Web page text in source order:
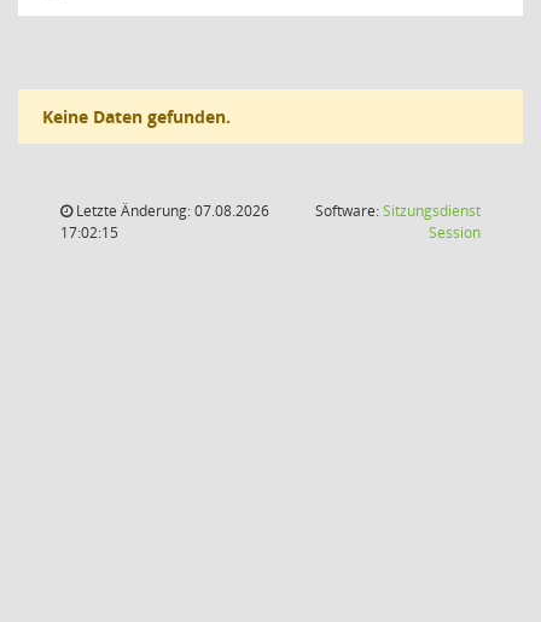
Keine Daten gefunden.
Letzte Änderung: 07.08.2026
17:02:15
Software:Sitzungsdienst
Session(Wird in